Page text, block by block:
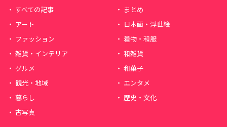
すべての記事
まとめ
アート
日本画・浮世絵
ファッション
着物・和服
雑貨・インテリア
和雑貨
グルメ
和菓子
観光・地域
エンタメ
暮らし
歴史・文化
古写真